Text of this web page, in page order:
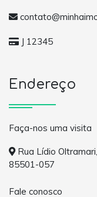
J 12345
Endereço
Faça-nos uma visita
Rua Lídio
85501-057
Fale conosco